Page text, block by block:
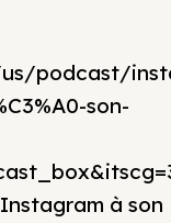
podcast/
son-
à son